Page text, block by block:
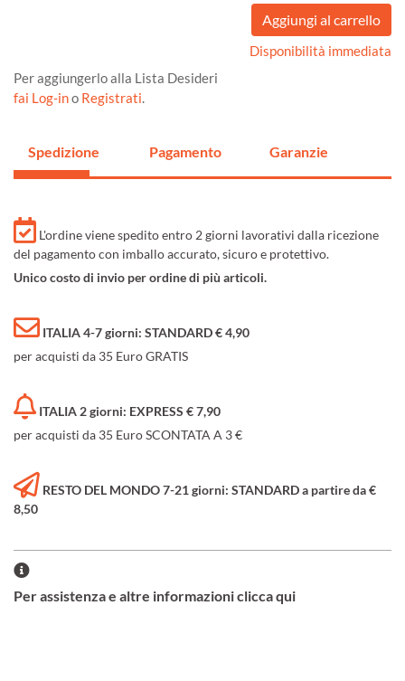
Disponibilità immediata
Per aggiungerlo alla Lista Desideri
fai Log-ino Registrati
Spedizione Pagamento Garanzie
L'ordine viene spedito entro 2 giorni lavorativi dalla ricezione
del pagamento con imballo accurato, sicuro e protettivo.
Unico costo di invio per ordine di più articoli.
ITALIA 4-7 giorni: STANDARD € 4,90
per acquisti da 35 Euro GRATIS
ITALIA 2 giorni: EXPRESS € 7,90
per acquisti da 35 Euro SCONTATA A 3 €
RESTO DEL MONDO 7-21 giorni: STANDARD a partire da €
8,50
Per assistenza e altre informazioni clicca qui